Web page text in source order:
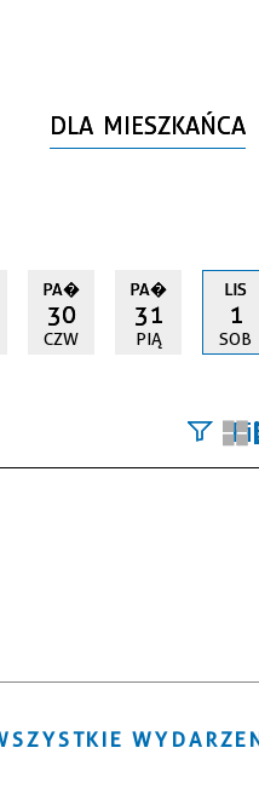
DLA MIESZKAŃCA
PA�
30
CZW
PA�
31
PIĄ
LIS
1
SOB
Miejsce